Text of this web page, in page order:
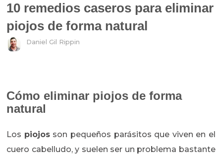
10 remedios caseros para eliminar
piojos de forma natural
Daniel Gil Rippin
Cómo eliminar piojos de forma
natural
Los piojosson pequeños parásitos que viven en el
cuero cabelludo, y suelen ser un problema bastante